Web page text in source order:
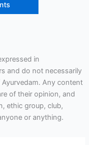
in
and do not necessarily
Any content
of their opinion, and
ethic group, club,
or anything.